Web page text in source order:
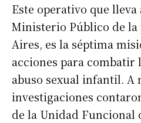
Este operativo que lleva
Ministerio Público de la
Aires, es la séptima
acciones para combatir
abuso sexual infantil. A
investigaciones
de la Unidad Funcional